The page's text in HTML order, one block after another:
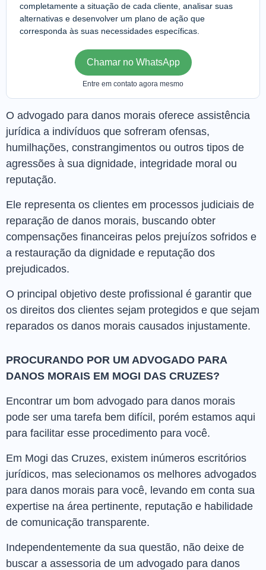
completamente a situação de cada cliente, analisar suas
alternativas e desenvolver um plano de ação que
corresponda às suas necessidades específicas.
Chamar no WhatsApp
Entre em contato agora mesmo
O advogado para danos morais oferece assistência
jurídica a indivíduos que sofreram ofensas,
humilhações, constrangimentos ou outros tipos de
agressões à sua dignidade, integridade moral ou
reputação.
Ele representa os clientes em processos judiciais de
reparação de danos morais, buscando obter
compensações financeiras pelos prejuízos sofridos e
a restauração da dignidade e reputação dos
prejudicados.
O principal objetivo deste profissional é garantir que
os direitos dos clientes sejam protegidos e que sejam
reparados os danos morais causados injustamente.
PROCURANDO POR UM ADVOGADO PARA
DANOS MORAIS EM MOGI DAS CRUZES?
Encontrar um bom advogado para danos morais
pode ser uma tarefa bem difícil, porém estamos aqui
para facilitar esse procedimento para você.
Em Mogi das Cruzes, existem inúmeros escritórios
jurídicos, mas selecionamos os melhores advogados
para danos morais para você, levando em conta sua
expertise na área pertinente, reputação e habilidade
de comunicação transparente.
Independentemente da sua questão, não deixe de
buscar a assessoria de um advogado para danos